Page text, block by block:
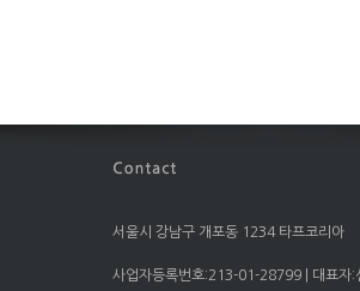
서울시 강남구 개포동 1234 타프코리아
사업자등록번호:213-01-28799 | 대표자: